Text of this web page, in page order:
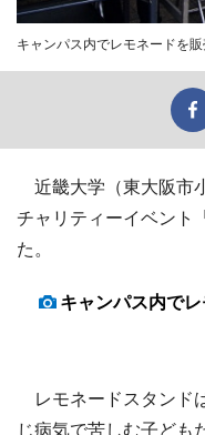
キャンパス内でレモネードを
近畿大学（東大阪市
チャリティーイベント
た。
キャンパス内で
レモネードスタンド
じ病気で苦しむ子ども